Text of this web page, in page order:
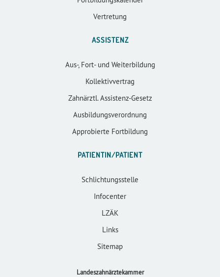
Vertretung
ASSISTENZ
Aus-, Fort- und Weiterbildung
Kollektivvertrag
Zahnärztl. Assistenz-Gesetz
Ausbildungsverordnung
Approbierte Fortbildung
PATIENTIN/PATIENT
Schlichtungsstelle
Infocenter
LZÄK
Links
Sitemap
Landeszahnärztekammer